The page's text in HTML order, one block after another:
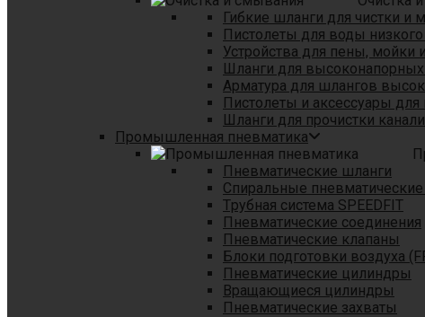
Гибкие шланги для чистки и
Пистолеты для воды
Устройства для пены, мойки
Шланги для
Арматура для шлангов
Пистолеты и аксессуары
Шланги для прочистки
Промышленная пневматика
Пневматические шланги
Спиральные
Tрубная система SPEEDFIT
Пневматические соединения
Пневматические клапаны
Блоки подготовки воздуха
Пневматические цилиндры
Вращающиеся цилиндры
Пневматические захваты